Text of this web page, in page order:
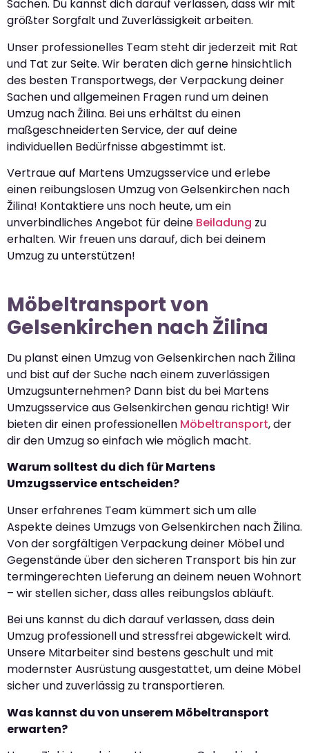
Sachen. Du kannst dich darauf verlassen, dass wir mit
größter Sorgfalt und Zuverlässigkeit arbeiten.
Unser professionelles Team steht dir jederzeit mit Rat
und Tat zur Seite. Wir beraten dich gerne hinsichtlich
des besten Transportwegs, der Verpackung deiner
Sachen und allgemeinen Fragen rund um deinen
Umzug nach Žilina. Bei uns erhältst du einen
maßgeschneiderten Service, der auf deine
individuellen Bedürfnisse abgestimmt ist.
Vertraue auf Martens Umzugsservice und erlebe
einen reibungslosen Umzug von Gelsenkirchen nach
Žilina! Kontaktiere uns noch heute, um ein
unverbindliches Angebot für deine Beiladung zu
erhalten. Wir freuen uns darauf, dich bei deinem
Umzug zu unterstützen!
Möbeltransport von
Gelsenkirchen nach Žilina
Du planst einen Umzug von Gelsenkirchen nach Žilina
und bist auf der Suche nach einem zuverlässigen
Umzugsunternehmen? Dann bist du bei Martens
Umzugsservice aus Gelsenkirchen genau richtig! Wir
bieten dir einen professionellen Möbeltransport, der
dir den Umzug so einfach wie möglich macht.
Warum solltest du dich für Martens
Umzugsservice entscheiden?
Unser erfahrenes Team kümmert sich um alle
Aspekte deines Umzugs von Gelsenkirchen nach Žilina.
Von der sorgfältigen Verpackung deiner Möbel und
Gegenstände über den sicheren Transport bis hin zur
termingerechten Lieferung an deinem neuen Wohnort
– wir stellen sicher, dass alles reibungslos abläuft.
Bei uns kannst du dich darauf verlassen, dass dein
Umzug professionell und stressfrei abgewickelt wird.
Unsere Mitarbeiter sind bestens geschult und mit
modernster Ausrüstung ausgestattet, um deine Möbel
sicher und zuverlässig zu transportieren.
Was kannst du von unserem Möbeltransport
erwarten?